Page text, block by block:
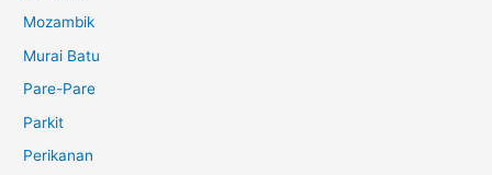
Mozambik
Murai Batu
Pare-Pare
Parkit
Perikanan